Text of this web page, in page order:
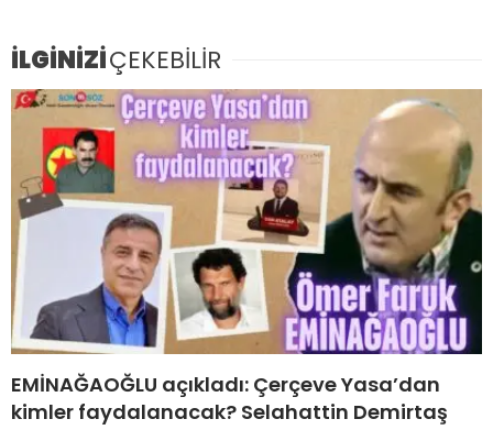
İLGİNİZİÇEKEBİLİR
EMİNAĞAOĞLU açıkladı: Çerçeve Yasa’dan
kimler faydalanacak? Selahattin Demirtaş